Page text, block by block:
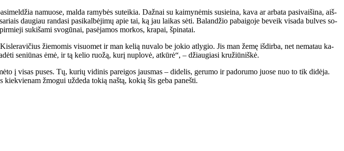
na­muo­se, mal­da ra­my­bės su­tei­kia. Daž­nai su kai­my­nė­mis su­si­ei­na, ka­va ar ar­ba­ta pa­si­vai­ši­na, aiš­
dau­giau ran­da­si pa­si­kal­bė­ji­mų apie tai, ką jau lai­kas sė­ti. Ba­lan­džio pa­bai­go­je be­veik vi­sa­da bul­ves so­
su­ki­ša­mi svo­gū­nai, pa­sė­ja­mos mor­kos, kra­pai, špi­na­tai.
žie­mo­mis vi­suo­met ir man ke­lią nu­va­lo be jo­kio at­ly­gio. Jis man že­mę iš­dir­ba, net ne­ma­tau ka­
se­niū­nas ėmė, ir tą ke­lio ruo­žą, ku­rį nu­plo­vė, at­kū­rė“, – džiau­gia­si kru­žiū­niš­kė.
į vi­sas pu­ses. Tų, ku­rių vi­di­nis pa­rei­gos jaus­mas – di­de­lis, ge­ru­mo ir pa­do­ru­mo juo­se nuo to tik di­dė­ja.
žmo­gui už­de­da to­kią naš­tą, ko­kią šis ge­ba pa­neš­ti.